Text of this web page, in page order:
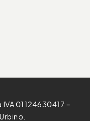
01124630417 –